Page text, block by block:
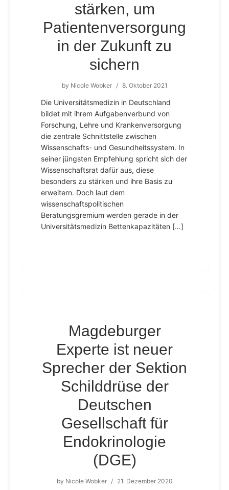
stärken, um
Patientenversorgung
in der Zukunft zu
sichern
by Nicole Wobker / 8. Oktober 2021
Die Universitätsmedizin in Deutschland
bildet mit ihrem Aufgabenverbund von
Forschung, Lehre und Krankenversorgung
die zentrale Schnittstelle zwischen
Wissenschafts- und Gesundheitssystem. In
seiner jüngsten Empfehlung spricht sich der
Wissenschaftsrat dafür aus, diese
besonders zu stärken und ihre Basis zu
erweitern. Doch laut dem
wissenschaftspolitischen
Beratungsgremium werden gerade in der
Universitätsmedizin Bettenkapazitäten […]
Magdeburger
Experte ist neuer
Sprecher der Sektion
Schilddrüse der
Deutschen
Gesellschaft für
Endokrinologie
(DGE)
by Nicole Wobker / 21. Dezember 2020